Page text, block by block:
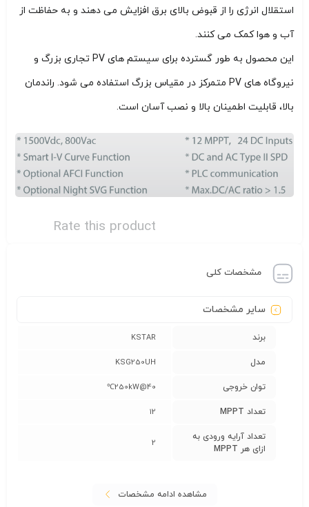
استقلال انرژی را از قبوض بالای برق افزایش می دهند و به حفاظت از
آب و هوا کمک می کنند.
این محصول به طور گسترده برای سیستم های PV تجاری بزرگ و
نیروگاه های PV متمرکز در مقیاس بزرگ استفاده می شود. راندمان
بالا، قابلیت اطمینان بالا و نصب آسان است.
Rate this product
مشخصات کلی
سایر مشخصات
برند KSTAR
مدل KSG250UH
توان خروجی 250kW@40℃
تعداد MPPT 12
تعداد آرایه ورودی به
ازای هر MPPT
2
مشاهده ادامه مشخصات